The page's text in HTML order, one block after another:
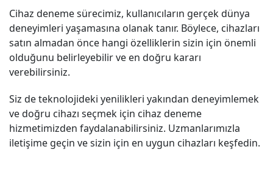
Cihaz deneme sürecimiz, kullanıcıların gerçek dünya
deneyimleri yaşamasına olanak tanır. Böylece, cihazları
satın almadan önce hangi özelliklerin sizin için önemli
olduğunu belirleyebilir ve en doğru kararı
verebilirsiniz.
Siz de teknolojideki yenilikleri yakından deneyimlemek
ve doğru cihazı seçmek için cihaz deneme
hizmetimizden faydalanabilirsiniz. Uzmanlarımızla
iletişime geçin ve sizin için en uygun cihazları keşfedin.